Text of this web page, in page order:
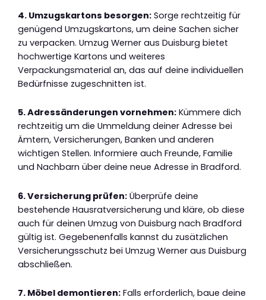
4. Umzugskartons besorgen: Sorge rechtzeitig für
genügend Umzugskartons, um deine Sachen sicher
zu verpacken. Umzug Werner aus Duisburg bietet
hochwertige Kartons und weiteres
Verpackungsmaterial an, das auf deine individuellen
Bedürfnisse zugeschnitten ist.
5. Adressänderungen vornehmen: Kümmere dich
rechtzeitig um die Ummeldung deiner Adresse bei
Ämtern, Versicherungen, Banken und anderen
wichtigen Stellen. Informiere auch Freunde, Familie
und Nachbarn über deine neue Adresse in Bradford.
6. Versicherung prüfen: Überprüfe deine
bestehende Hausratversicherung und kläre, ob diese
auch für deinen Umzug von Duisburg nach Bradford
gültig ist. Gegebenenfalls kannst du zusätzlichen
Versicherungsschutz bei Umzug Werner aus Duisburg
abschließen.
7. Möbel demontieren: Falls erforderlich, baue deine